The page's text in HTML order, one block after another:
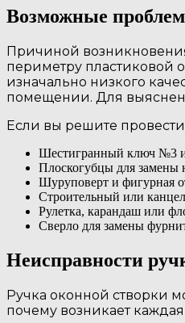
Возможные
Причиной
периметру пластиковой
изначально низкого
помещении. Для
Если вы решите
Шестигранный ключ №3 и
Плоскогубцы для замены
Шуруповерт и фигурная
Строительный или
Рулетка, карандаш или
Сверло для замены
Неисправности
Ручка оконной створки
почему возникает